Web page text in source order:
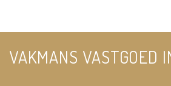
VAKMANS VASTGOED